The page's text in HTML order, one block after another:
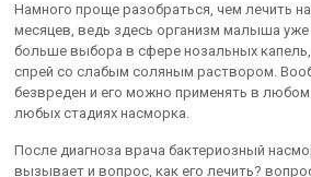
Намного проще разобраться, чем лечить
месяцев, ведь здесь организм малыша
больше выбора в сфере нозальных
спрей со слабым соляным раствором.
безвреден и его можно применять в
любых стадиях насморка.
После диагноза врача бактериозный
вызывает и вопрос, как его лечить?